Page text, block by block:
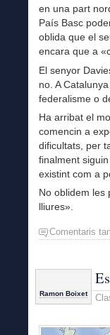
en una part
País Basc
oblida que el
encara que a
El senyor
no. A
federalisme o
Ha arribat el
comencin a
dificultats, per
finalment
existint com a
No oblidem les
lliures».
Comentaris
Ramon Boixet